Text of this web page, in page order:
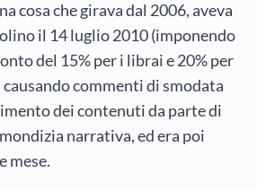
cosa che girava dal 2006, aveva
il 14 luglio 2010 (imponendo
del 15% per i librai e 20% per
commenti di smodata
dei contenuti da parte di
narrativa, ed era poi
mese.